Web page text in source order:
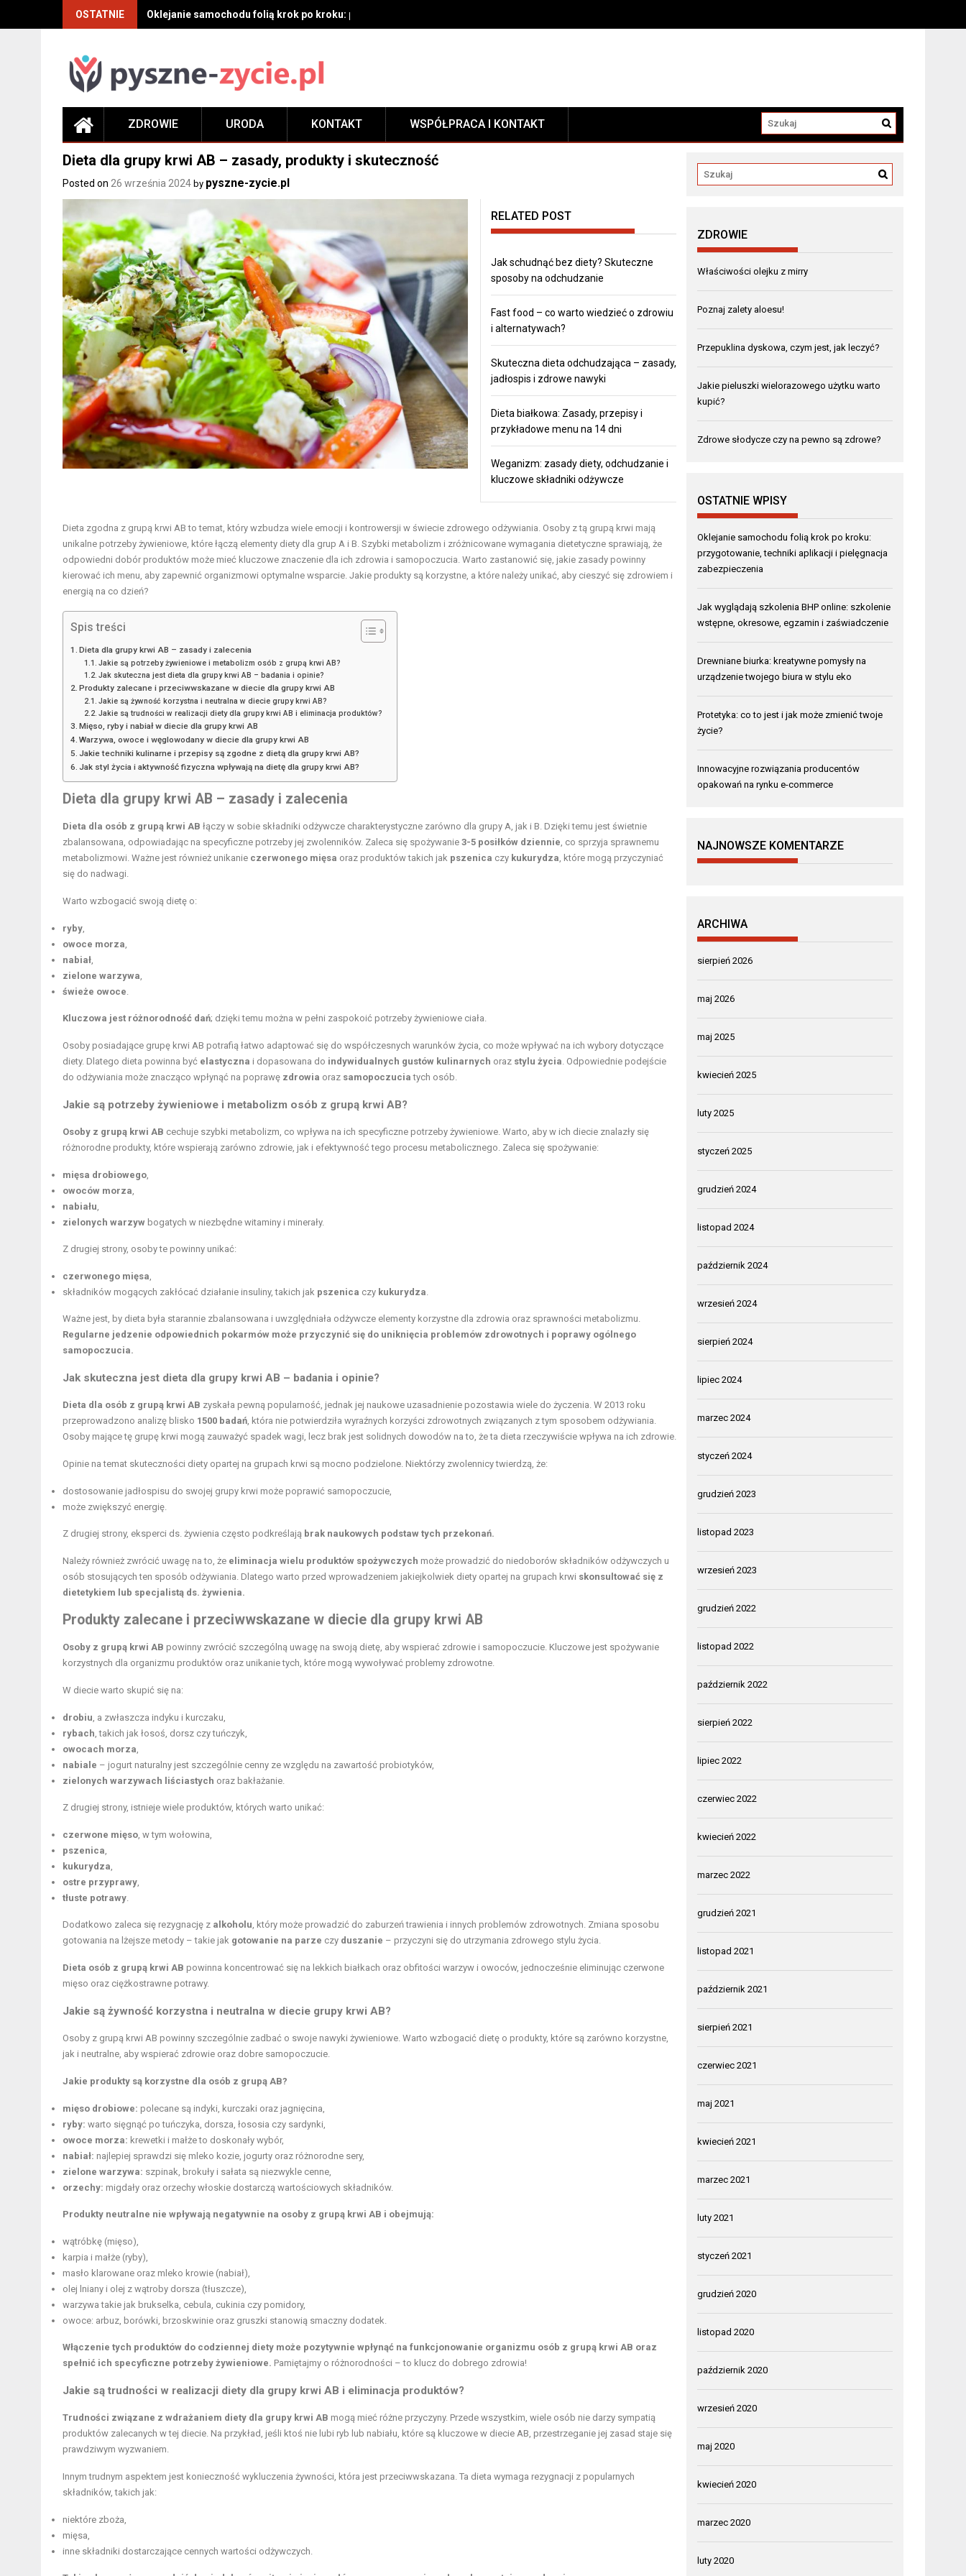
OSTATNIE Oklejanie samochodu folią krok po kroku: przygotowanie, techniki aplikacji i pielęgnacja zabezpieczenia
ZDROWIE URODA KONTAKT WSPÓŁPRACA I KONTAKT
Dieta dla grupy krwi AB – zasady, produkty i skuteczność
Posted on 26 września 2024 by pyszne-zycie.pl
RELATED POST
Jak schudnąć bez diety? Skuteczne
sposoby na odchudzanie
Fast food – co warto wiedzieć o zdrowiu
i alternatywach?
Skuteczna dieta odchudzająca – zasady,
jadłospis i zdrowe nawyki
Dieta białkowa: Zasady, przepisy i
przykładowe menu na 14 dni
Weganizm: zasady diety, odchudzanie i
kluczowe składniki odżywcze
Dieta zgodna z grupą krwi AB to temat, który wzbudza wiele emocji i kontrowersji w świecie zdrowego odżywiania. Osoby z tą grupą krwi mają
unikalne potrzeby żywieniowe, które łączą elementy diety dla grup A i B. Szybki metabolizm i zróżnicowane wymagania dietetyczne sprawiają, że
odpowiedni dobór produktów może mieć kluczowe znaczenie dla ich zdrowia i samopoczucia. Warto zastanowić się, jakie zasady powinny
kierować ich menu, aby zapewnić organizmowi optymalne wsparcie. Jakie produkty są korzystne, a które należy unikać, aby cieszyć się zdrowiem i
energią na co dzień?
Spis treści
Dieta dla grupy krwi AB – zasady i zalecenia
Jakie są potrzeby żywieniowe i metabolizm osób z grupą krwi AB?
Jak skuteczna jest dieta dla grupy krwi AB – badania i opinie?
Produkty zalecane i przeciwwskazane w diecie dla grupy krwi AB
Jakie są żywność korzystna i neutralna w diecie grupy krwi AB?
Jakie są trudności w realizacji diety dla grupy krwi AB i eliminacja produktów?
Mięso, ryby i nabiał w diecie dla grupy krwi AB
Warzywa, owoce i węglowodany w diecie dla grupy krwi AB
Jakie techniki kulinarne i przepisy są zgodne z dietą dla grupy krwi AB?
Jak styl życia i aktywność fizyczna wpływają na dietę dla grupy krwi AB?
Dieta dla grupy krwi AB – zasady i zalecenia
Dieta dla osób z grupą krwi AB łączy w sobie składniki odżywcze charakterystyczne zarówno dla grupy A, jak i B. Dzięki temu jest świetnie
zbalansowana, odpowiadając na specyficzne potrzeby jej zwolenników. Zaleca się spożywanie 3-5 posiłków dziennie , co sprzyja sprawnemu
metabolizmowi. Ważne jest również unikanie czerwonego mięsa oraz produktów takich jak pszenica czy kukurydza , które mogą przyczyniać
się do nadwagi.
Warto wzbogacić swoją dietę o:
ryby
owoce morza
nabiał
zielone warzywa
świeże owoce
Kluczowa jest różnorodność dań; dzięki temu można w pełni zaspokoić potrzeby żywieniowe ciała.
Osoby posiadające grupę krwi AB potrafią łatwo adaptować się do współczesnych warunków życia, co może wpływać na ich wybory dotyczące
diety. Dlatego dieta powinna być elastyczna i dopasowana do indywidualnych gustów kulinarnych oraz stylu życia . Odpowiednie podejście
do odżywiania może znacząco wpłynąć na poprawę zdrowia oraz samopoczucia tych osób.
Jakie są potrzeby żywieniowe i metabolizm osób z grupą krwi AB?
Osoby z grupą krwi AB cechuje szybki metabolizm, co wpływa na ich specyficzne potrzeby żywieniowe. Warto, aby w ich diecie znalazły się
różnorodne produkty, które wspierają zarówno zdrowie, jak i efektywność tego procesu metabolicznego. Zaleca się spożywanie:
mięsa drobiowego
owoców morza
nabiału
zielonych warzyw bogatych w niezbędne witaminy i minerały.
Z drugiej strony, osoby te powinny unikać:
czerwonego mięsa
składników mogących zakłócać działanie insuliny, takich jak pszenica czy kukurydza
Ważne jest, by dieta była starannie zbalansowana i uwzględniała odżywcze elementy korzystne dla zdrowia oraz sprawności metabolizmu.
Regularne jedzenie odpowiednich pokarmów może przyczynić się do uniknięcia problemów zdrowotnych i poprawy ogólnego
samopoczucia.
Jak skuteczna jest dieta dla grupy krwi AB – badania i opinie?
Dieta dla osób z grupą krwi AB zyskała pewną popularność, jednak jej naukowe uzasadnienie pozostawia wiele do życzenia. W 2013 roku
przeprowadzono analizę blisko 1500 badań , która nie potwierdziła wyraźnych korzyści zdrowotnych związanych z tym sposobem odżywiania.
Osoby mające tę grupę krwi mogą zauważyć spadek wagi, lecz brak jest solidnych dowodów na to, że ta dieta rzeczywiście wpływa na ich zdrowie.
Opinie na temat skuteczności diety opartej na grupach krwi są mocno podzielone. Niektórzy zwolennicy twierdzą, że:
dostosowanie jadłospisu do swojej grupy krwi może poprawić samopoczucie,
może zwiększyć energię.
Z drugiej strony, eksperci ds. żywienia często podkreślają brak naukowych podstaw tych przekonań.
Należy również zwrócić uwagę na to, że eliminacja wielu produktów spożywczych może prowadzić do niedoborów składników odżywczych u
osób stosujących ten sposób odżywiania. Dlatego warto przed wprowadzeniem jakiejkolwiek diety opartej na grupach krwi skonsultować się z
dietetykiem lub specjalistą ds. żywienia.
Produkty zalecane i przeciwwskazane w diecie dla grupy krwi AB
Osoby z grupą krwi AB powinny zwrócić szczególną uwagę na swoją dietę, aby wspierać zdrowie i samopoczucie. Kluczowe jest spożywanie
korzystnych dla organizmu produktów oraz unikanie tych, które mogą wywoływać problemy zdrowotne.
W diecie warto skupić się na:
drobiu , a zwłaszcza indyku i kurczaku,
rybach , takich jak łosoś, dorsz czy tuńczyk,
owocach morza
nabiale – jogurt naturalny jest szczególnie cenny ze względu na zawartość probiotyków,
zielonych warzywach liściastych oraz bakłażanie.
Z drugiej strony, istnieje wiele produktów, których warto unikać:
czerwone mięso , w tym wołowina,
pszenica
kukurydza
ostre przyprawy
tłuste potrawy
Dodatkowo zaleca się rezygnację z alkoholu , który może prowadzić do zaburzeń trawienia i innych problemów zdrowotnych. Zmiana sposobu
gotowania na lżejsze metody – takie jak gotowanie na parze czy duszanie – przyczyni się do utrzymania zdrowego stylu życia.
Dieta osób z grupą krwi AB powinna koncentrować się na lekkich białkach oraz obfitości warzyw i owoców, jednocześnie eliminując czerwone
mięso oraz ciężkostrawne potrawy.
Jakie są żywność korzystna i neutralna w diecie grupy krwi AB?
Osoby z grupą krwi AB powinny szczególnie zadbać o swoje nawyki żywieniowe. Warto wzbogacić dietę o produkty, które są zarówno korzystne,
jak i neutralne, aby wspierać zdrowie oraz dobre samopoczucie.
Jakie produkty są korzystne dla osób z grupą AB?
mięso drobiowe: polecane są indyki, kurczaki oraz jagnięcina,
ryby: warto sięgnąć po tuńczyka, dorsza, łososia czy sardynki,
owoce morza: krewetki i małże to doskonały wybór,
nabiał: najlepiej sprawdzi się mleko kozie, jogurty oraz różnorodne sery,
zielone warzywa: szpinak, brokuły i sałata są niezwykle cenne,
orzechy: migdały oraz orzechy włoskie dostarczą wartościowych składników.
Produkty neutralne nie wpływają negatywnie na osoby z grupą krwi AB i obejmują:
wątróbkę (mięso),
karpia i małże (ryby),
masło klarowane oraz mleko krowie (nabiał),
olej lniany i olej z wątroby dorsza (tłuszcze),
warzywa takie jak brukselka, cebula, cukinia czy pomidory,
owoce: arbuz, borówki, brzoskwinie oraz gruszki stanowią smaczny dodatek.
Włączenie tych produktów do codziennej diety może pozytywnie wpłynąć na funkcjonowanie organizmu osób z grupą krwi AB oraz
spełnić ich specyficzne potrzeby żywieniowe. Pamiętajmy o różnorodności – to klucz do dobrego zdrowia!
Jakie są trudności w realizacji diety dla grupy krwi AB i eliminacja produktów?
Trudności związane z wdrażaniem diety dla grupy krwi AB mogą mieć różne przyczyny. Przede wszystkim, wiele osób nie darzy sympatią
produktów zalecanych w tej diecie. Na przykład, jeśli ktoś nie lubi ryb lub nabiału, które są kluczowe w diecie AB, przestrzeganie jej zasad staje się
prawdziwym wyzwaniem.
Innym trudnym aspektem jest konieczność wykluczenia żywności, która jest przeciwwskazana. Ta dieta wymaga rezygnacji z popularnych
składników, takich jak:
niektóre zboża,
mięsa,
inne składniki dostarczające cennych wartości odżywczych.
ZDROWIE
Właściwości olejku z mirry
Poznaj zalety aloesu!
Przepuklina dyskowa, czym jest, jak leczyć?
Jakie pieluszki wielorazowego użytku warto
kupić?
Zdrowe słodycze czy na pewno są zdrowe?
OSTATNIE WPISY
Oklejanie samochodu folią krok po kroku:
przygotowanie, techniki aplikacji i pielęgnacja
zabezpieczenia
Jak wyglądają szkolenia BHP online: szkolenie
wstępne, okresowe, egzamin i zaświadczenie
Drewniane biurka: kreatywne pomysły na
urządzenie twojego biura w stylu eko
Protetyka: co to jest i jak może zmienić twoje
życie?
Innowacyjne rozwiązania producentów
opakowań na rynku e-commerce
NAJNOWSZE KOMENTARZE
ARCHIWA
sierpień 2026
maj 2026
maj 2025
kwiecień 2025
luty 2025
styczeń 2025
grudzień 2024
listopad 2024
październik 2024
wrzesień 2024
sierpień 2024
lipiec 2024
marzec 2024
styczeń 2024
grudzień 2023
listopad 2023
wrzesień 2023
grudzień 2022
listopad 2022
październik 2022
sierpień 2022
lipiec 2022
czerwiec 2022
kwiecień 2022
marzec 2022
grudzień 2021
listopad 2021
październik 2021
sierpień 2021
czerwiec 2021
maj 2021
kwiecień 2021
marzec 2021
luty 2021
styczeń 2021
grudzień 2020
listopad 2020
październik 2020
wrzesień 2020
maj 2020
kwiecień 2020
marzec 2020
luty 2020